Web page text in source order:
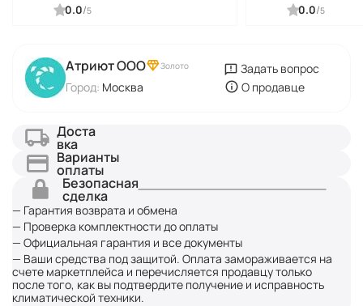
0.0/5 0.0/5
Атриют ООО Золото
Город: Москва
Задать вопрос
О продавце
Доста
вка
Варианты
оплаты
Безопасная
сделка
— Гарантия возврата и обмена
— Проверка комплектности до оплаты
— Официальная гарантия и все документы
— Ваши средства под защитой. Оплата замораживается на
счете маркетплейса и перечисляется продавцу только
после того, как вы подтвердите получение и исправность
климатической техники.